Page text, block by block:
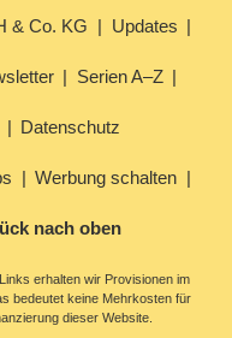
& Co. KG Updates
Serien A–Z
Datenschutz
Werbung schalten
nach oben
erhalten wir Provisionen im
bedeutet keine Mehrkosten für
dieser Website.